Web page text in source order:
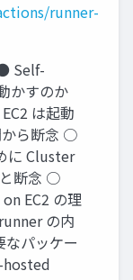
runner-
Self-
かすのか
は起動
から断念 ○
に Cluster
断念 ○
EC2 の理
の内
パッケー